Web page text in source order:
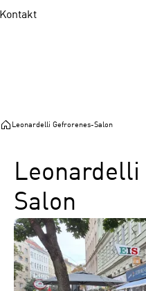
Kontakt
Leonardelli Gefrorenes-Salon
Leonardelli
Salon